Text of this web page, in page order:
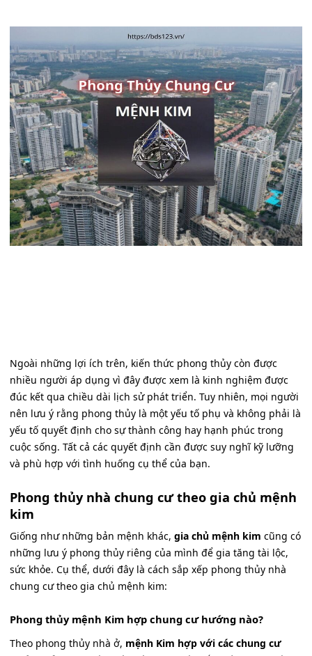
Ngoài những lợi ích trên, kiến thức phong thủy còn được
nhiều người áp dụng vì đây được xem là kinh nghiệm được
đúc kết qua chiều dài lịch sử phát triển. Tuy nhiên, mọi người
nên lưu ý rằng phong thủy là một yếu tố phụ và không phải là
yếu tố quyết định cho sự thành công hay hạnh phúc trong
cuộc sống. Tất cả các quyết định cần được suy nghĩ kỹ lưỡng
và phù hợp với tình huống cụ thể của bạn.
Phong thủy nhà chung cư theo gia chủ mệnh
kim
Giống như những bản mệnh khác, gia chủ mệnh kim cũng có
những lưu ý phong thủy riêng của mình để gia tăng tài lộc,
sức khỏe. Cụ thể, dưới đây là cách sắp xếp phong thủy nhà
chung cư theo gia chủ mệnh kim:
Phong thủy mệnh Kim hợp chung cư hướng nào?
Theo phong thủy nhà ở, mệnh Kim hợp với các chung cư